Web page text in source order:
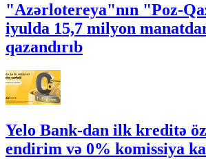
"Azərlotereya"nın "Poz-
iyulda 15,7 milyon
qazandırıb
Yelo Bank-dan ilk kreditə
endirim və 0% komissiya